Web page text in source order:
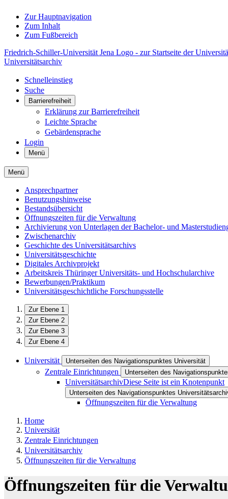
Zur Hauptnavigation
Zum Inhalt
Zum Fußbereich
Friedrich-Schiller-Universität Jena Logo - zur Startseite der
Universitätsarchiv
Schnelleinstieg
Suche
Barrierefreiheit
Erklärung zur Barrierefreiheit
Leichte Sprache
Gebärdensprache
Login
Menü
Menü
Ansprechpartner
Benutzungshinweise
Bestandsübersicht
Öffnungszeiten für die Verwaltung
Archivierung von Unterlagen der Bachelor- und
Zwischenarchiv
Geschichte des Universitätsarchivs
Universitätsgeschichte
Digitales Archivprojekt
Arbeitskreis Thüringer Universitäts- und Hochschularchive
Bewerbungen/Praktikum
Universitätsgeschichtliche Forschungsstelle
Zur Ebene 1
Zur Ebene 2
Zur Ebene 3
Zur Ebene 4
Universität Unterseiten des Navigationspunktes Universität
Zentrale Einrichtungen Unterseiten des
UniversitätsarchivDiese Seite ist ein Knotenpunkt
Unterseiten des Navigationspunktes
Öffnungszeiten für die Verwaltung
Home
Universität
Zentrale Einrichtungen
Universitätsarchiv
Öffnungszeiten für die Verwaltung
Öffnungszeiten für die